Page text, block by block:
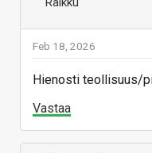
Feb 18, 2026
Hienosti teollisuus/
Vastaa